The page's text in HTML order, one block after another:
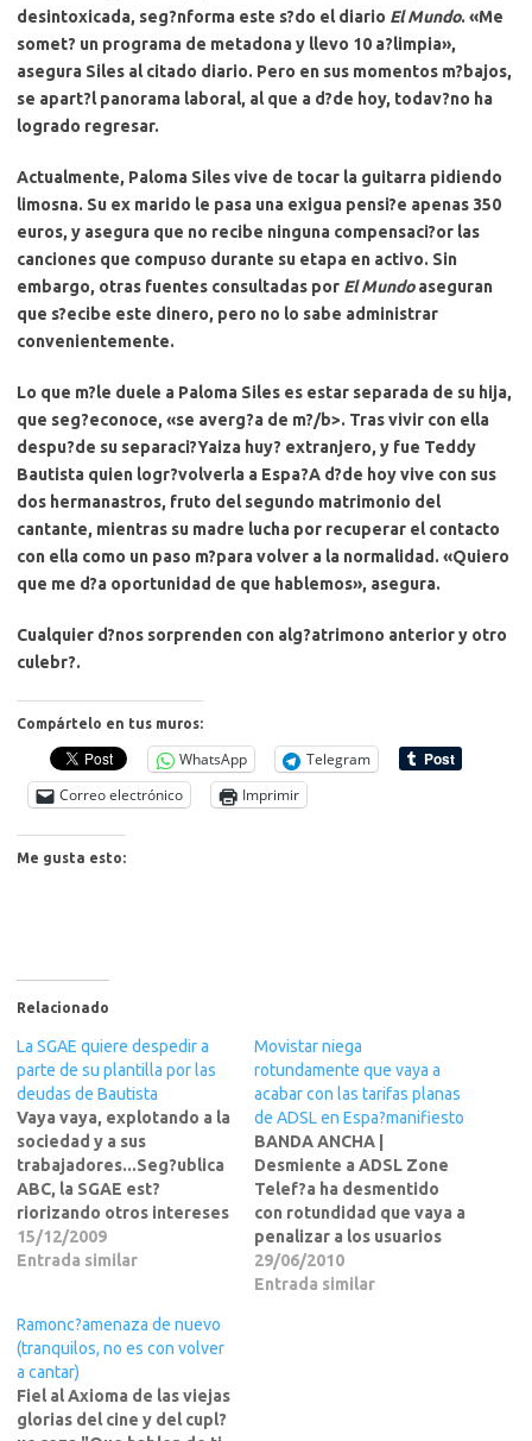
desintoxicada, seg?nforma este s?do el diario El Mundo. «Me
somet? un programa de metadona y llevo 10 a?limpia»,
asegura Siles al citado diario. Pero en sus momentos m?bajos,
se apart?l panorama laboral, al que a d?de hoy, todav?no ha
logrado regresar.
Actualmente, Paloma Siles vive de tocar la guitarra pidiendo
limosna. Su ex marido le pasa una exigua pensi?e apenas 350
euros, y asegura que no recibe ninguna compensaci?or las
canciones que compuso durante su etapa en activo. Sin
embargo, otras fuentes consultadas por El Mundoaseguran
que s?ecibe este dinero, pero no lo sabe administrar
convenientemente.
Lo que m?le duele a Paloma Siles es estar separada de su hija,
que seg?econoce, «se averg?a de m?/b>. Tras vivir con ella
despu?de su separaci?Yaiza huy? extranjero, y fue Teddy
Bautista quien logr?volverla a Espa?A d?de hoy vive con sus
dos hermanastros, fruto del segundo matrimonio del
cantante, mientras su madre lucha por recuperar el contacto
con ella como un paso m?para volver a la normalidad. «Quiero
que me d?a oportunidad de que hablemos», asegura.
Cualquier d?nos sorprenden con alg?atrimono anterior y otro
culebr?.
Compártelo en tus muros:
WhatsApp
Telegram
Correo electrónico
Imprimir
Me gusta esto:
Relacionado
La SGAE quiere despedir a
parte de su plantilla por las
deudas de Bautista
Vaya vaya, explotando a la
sociedad y a sus
trabajadores...Seg?ublica
ABC, la SGAE est?
riorizando otros intereses
por encima de los
empleos de sus
mientras trata de sacar
adelante un emporio de
teatros por toda Espa?El
ERE encubierto ha
despertado las iras de
15/12/2009
Entrada similar
Movistar niega
rotundamente que vaya a
acabar con las tarifas planas
de ADSL en Espa?manifiesto
BANDA ANCHA |
Desmiente a ADSL Zone
Telef?a ha desmentido
con rotundidad que vaya a
penalizar a los usuarios
que m?utilizan su conexi?
DSL, despu?de que el sitio
29/06/2010
Entrada similar
Ramonc?amenaza de nuevo
(tranquilos, no es con volver
a cantar)
Fiel al Axioma de las viejas
glorias del cine y del cupl?